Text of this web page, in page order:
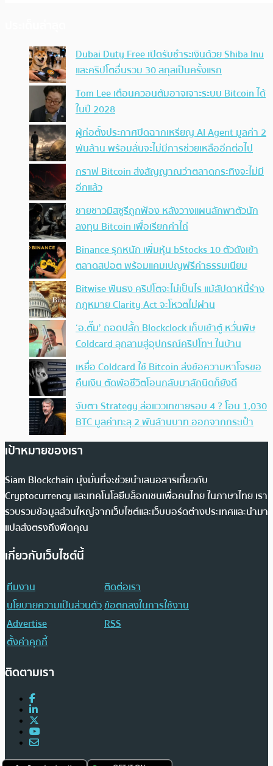
Dubai Duty Free เปิดรับชำระเงินด้วย Shiba Inu
และคริปโตอื่นรวม 30 สกุลเป็นครั้งแรก
Tom Lee เตือนควอนตัมอาจเจาะระบบ Bitcoin ได้
ในปี 2028
ผู้ก่อตั้งประกาศปิดฉากเหรียญ AI Agent มูลค่า 2
พันล้าน พร้อมลั่นจะไม่มีการช่วยเหลืออีกต่อไป
กราฟ Bitcoin ส่งสัญญาณว่าตลาดกระทิงจะไม่มี
อีกแล้ว
ชายชาวมิสซูรีถูกฟ้อง หลังวางแผนลักพาตัวนัก
ลงทุน Bitcoin เพื่อเรียกค่าไถ่
Binance รุกหนัก เพิ่มหุ้น bStocks 10 ตัวดังเข้า
ตลาดสปอต พร้อมแคมเปญฟรีค่าธรรมเนียม
Bitwise ฟันธง คริปโตจะไม่เป็นไร แม้สัปดาห์นี้ร่าง
กฎหมาย Clarity Act จะโหวตไม่ผ่าน
‘อ.ตั๊ม’ ถอดปลั้ก Blockclock เก็บเข้าตู้ หวั่นพิษ
Coldcard ลุกลามสู่อุปกรณ์คริปโทฯ ในบ้าน
เหยื่อ Coldcard ใช้ Bitcoin ส่งข้อความหาโจรขอ
คืนเงิน ตัดพ้อชีวิตโอนกลับมาสักนิดก็ยังดี
จับตา Strategy ส่อแววเทขายรอบ 4 ? โอน 1,030
BTC มูลค่าทะลุ 2 พันล้านบาท ออกจากกระเป๋า
เป้าหมายของเรา
Siam Blockchain มุ่งมั่นที่จะช่วยนำเสนอสารเกี่ยวกับ
Cryptocurrency และเทคโนโลยีบล็อกเชนเพื่อคนไทย ในภาษาไทย เรา
รวบรวมข้อมูลส่วนใหญ่จากเว็บไซต์และเว็บบอร์ดต่างประเทศและนำมา
แปลส่งตรงถึงฟีดคุณ
เกี่ยวกับเว็บไซต์นี้
ทีมงาน
ติดต่อเรา
นโยบายความเป็นส่วนตัวข้อตกลงในการใช้งาน
Advertise
RSS
ตั้งค่าคุกกี้
ติดตามเรา